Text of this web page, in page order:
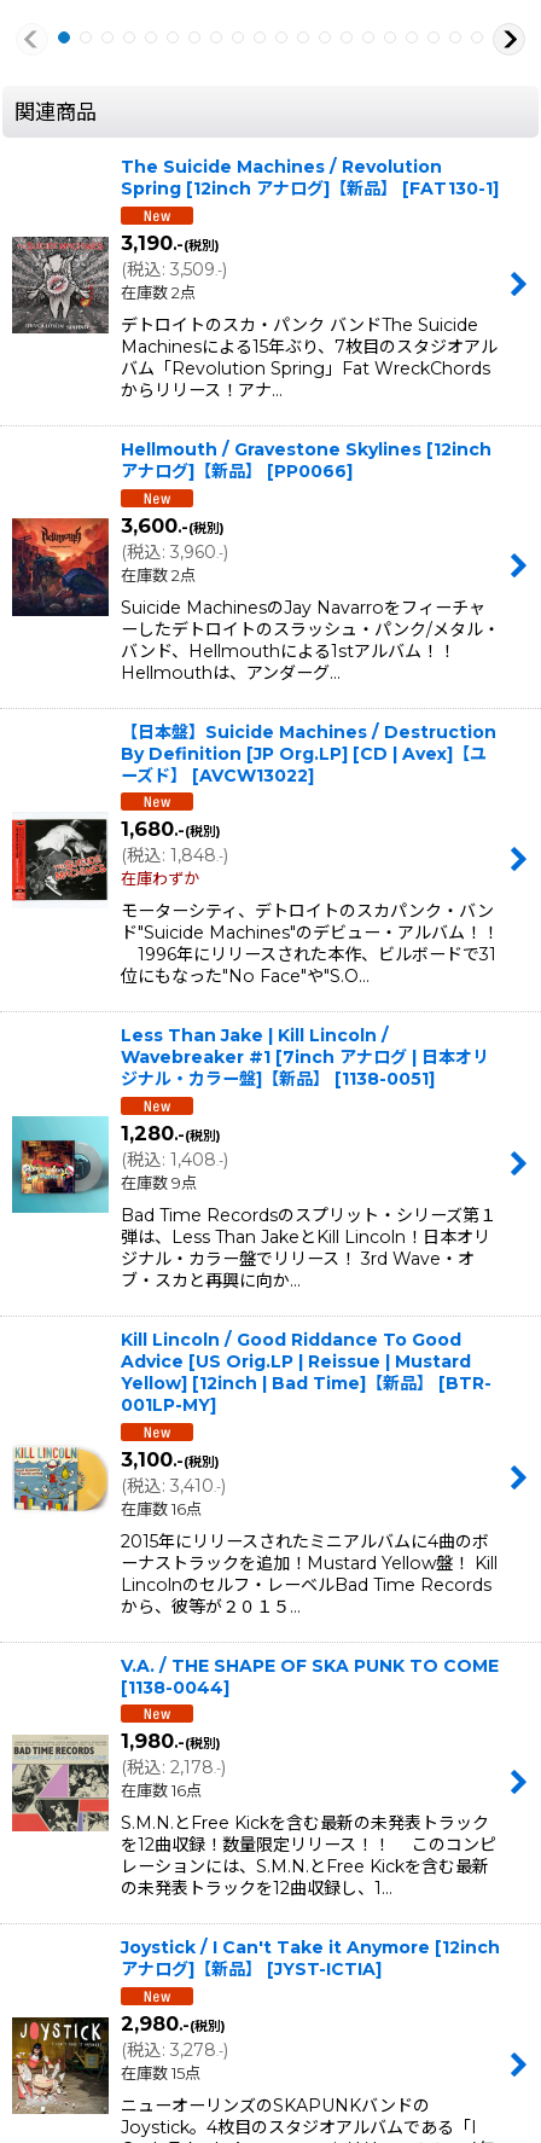
関連商品
The Suicide Machines / Revolution
Spring [12inch アナログ]【新品】
[FAT130-1]
3,190.-(税別)
(税込: 3,509.-)
在庫数 2点
デトロイトのスカ・パンク バンドThe Suicide
Machinesによる15年ぶり、7枚目のスタジオアル
バム「Revolution Spring」Fat WreckChords
からリリース！アナ…
Hellmouth / Gravestone Skylines [12inch
アナログ]【新品】
[PP0066]
3,600.-(税別)
(税込: 3,960 .-)
在庫数 2点
Suicide MachinesのJay Navarroをフィーチャ
ーしたデトロイトのスラッシュ・パンク/メタル・
バンド、Hellmouthによる1stアルバム！！
Hellmouthは、アンダーグ…
【日本盤】Suicide Machines / Destruction
By Definition [JP Org.LP] [CD | Avex]【ユ
ーズド】
[AVCW13022]
1,680.-(税別)
(税込: 1,848.-)
在庫わずか
モーターシティ、デトロイトのスカパンク・バン
ド"Suicide Machines"のデビュー・アルバム！！
1996年にリリースされた本作、ビルボードで31
位にもなった"No Face"や"S.O…
Less Than Jake | Kill Lincoln /
Wavebreaker #1 [7inch アナログ | 日本オリ
ジナル・カラー盤]【新品】
[1138-0051]
1,280.-(税別)
(税込: 1,408.-)
在庫数 9点
Bad Time Recordsのスプリット・シリーズ第１
弾は、Less Than JakeとKill Lincoln！日本オリ
ジナル・カラー盤でリリース！ 3rd Wave・オ
ブ・スカと再興に向か…
Kill Lincoln / Good Riddance To Good
Advice [US Orig.LP | Reissue | Mustard
Yellow] [12inch | Bad Time]【新品】
[BTR-
001LP-MY]
3,100.-(税別)
(税込: 3,410.-)
在庫数 16点
2015年にリリースされたミニアルバムに4曲のボ
ーナストラックを追加！Mustard Yellow盤！ Kill
Lincolnのセルフ・レーベルBad Time Records
から、彼等が２０１５…
V.A. / THE SHAPE OF SKA PUNK TO COME
[1138-0044]
1,980.-(税別)
(税込: 2,178.-)
在庫数 16点
S.M.N.とFree Kickを含む最新の未発表トラック
を12曲収録！数量限定リリース！！ このコンピ
レーションには、S.M.N.とFree Kickを含む最新
の未発表トラックを12曲収録し、1…
Joystick / I Can't Take it Anymore [12inch
アナログ]【新品】
[JYST-ICTIA]
2,980.-(税別)
(税込: 3,278.-)
在庫数 15点
ニューオーリンズのSKAPUNKバンドの
Joystick。4枚目のスタジオアルバムである「I